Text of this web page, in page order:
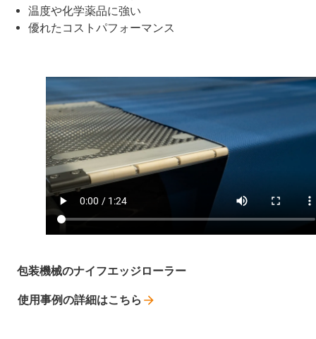
温度や化学薬品に強い
優れたコストパフォーマンス
包装機械のナイフエッジローラー
使用事例の詳細はこちら